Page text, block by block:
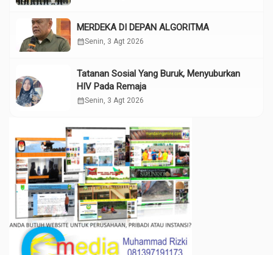
MERDEKA DI DEPAN ALGORITMA
calendar_monthSenin, 3 Agt 2026
Tatanan Sosial Yang Buruk, Menyuburkan
HIV Pada Remaja
calendar_monthSenin, 3 Agt 2026